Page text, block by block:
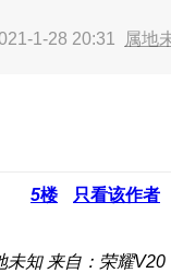
1-28 20:31 属地
5楼 只看该作者
未知 来自：荣耀V20